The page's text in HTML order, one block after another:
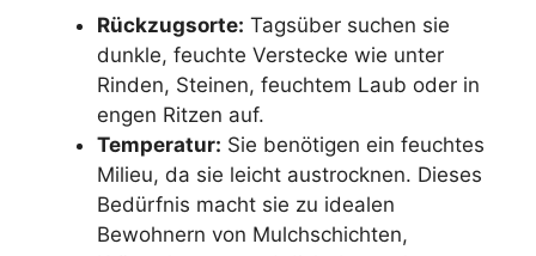
Rückzugsorte: Tagsüber suchen sie
dunkle, feuchte Verstecke wie unter
Rinden, Steinen, feuchtem Laub oder in
engen Ritzen auf.
Temperatur: Sie benötigen ein feuchtes
Milieu, da sie leicht austrocknen. Dieses
Bedürfnis macht sie zu idealen
Bewohnern von Mulchschichten,